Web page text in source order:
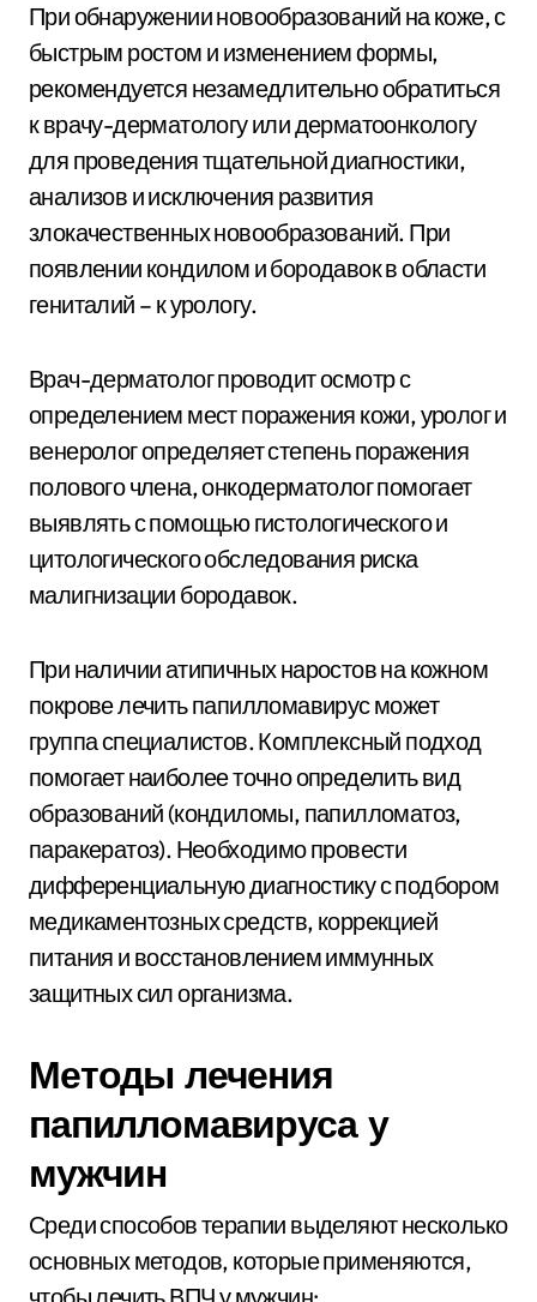
При обнаружении новообразований на коже, с
быстрым ростом и изменением формы,
рекомендуется незамедлительно обратиться
к врачу-дерматологу или дерматоонкологу
для проведения тщательной диагностики,
анализов и исключения развития
злокачественных новообразований. При
появлении кондилом и бородавок в области
гениталий – к урологу.
Врач-дерматолог проводит осмотр с
определением мест поражения кожи, уролог и
венеролог определяет степень поражения
полового члена, онкодерматолог помогает
выявлять с помощью гистологического и
цитологического обследования риска
малигнизации бородавок.
При наличии атипичных наростов на кожном
покрове лечить папилломавирус может
группа специалистов. Комплексный подход
помогает наиболее точно определить вид
образований (кондиломы, папилломатоз,
паракератоз). Необходимо провести
дифференциальную диагностику с подбором
медикаментозных средств, коррекцией
питания и восстановлением иммунных
защитных сил организма.
Методы лечения
папилломавируса у
мужчин
Среди способов терапии выделяют несколько
основных методов, которые применяются,